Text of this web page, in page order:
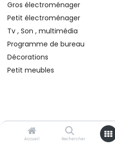
Accueil Rechercher
Gros électroménager
Petit électroménager
Tv , Son , multimédia
Programme de bureau
Décorations
Petit meubles
Contacts